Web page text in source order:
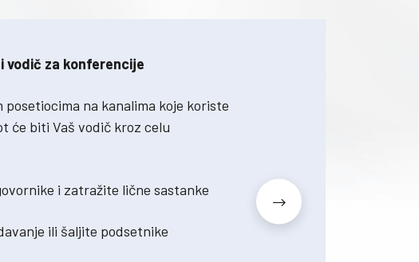
vodič za konferencije
posetiocima na kanalima koje koriste
će biti Vaš vodič kroz celu
i zatražite lične sastanke
ili šaljite podsetnike